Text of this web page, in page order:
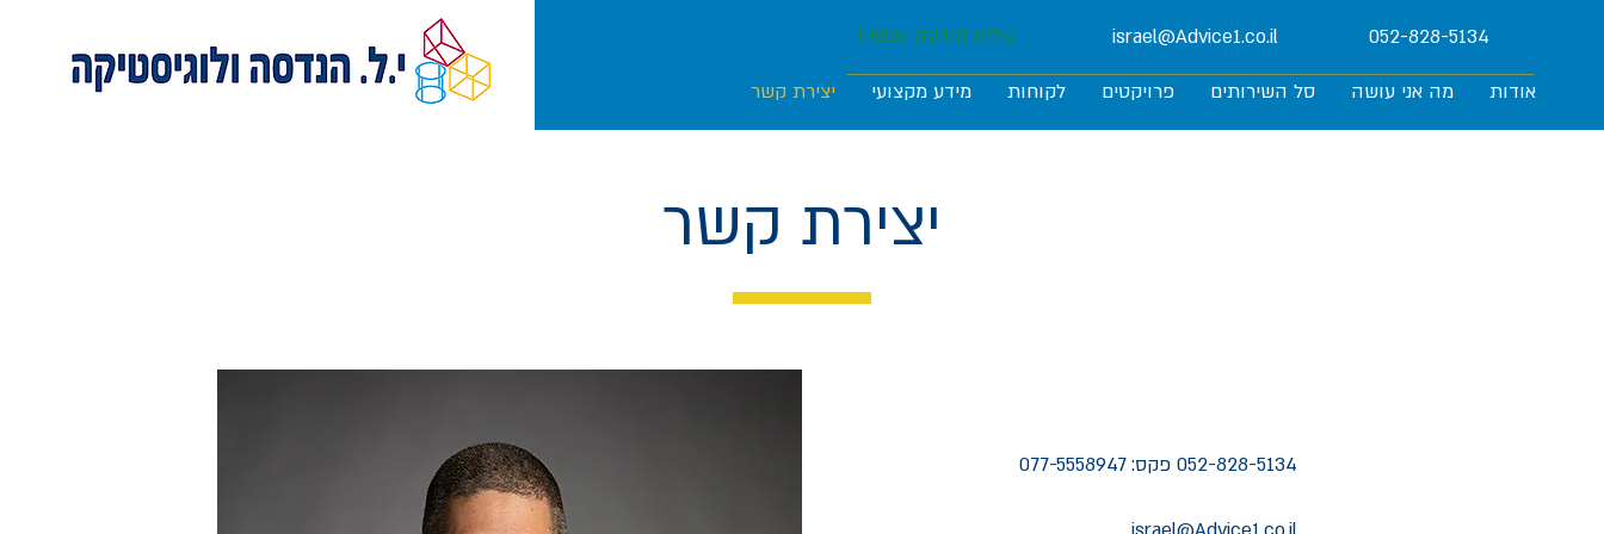
שלחו הודעה עכשיו! israel@Advice1.co.il 052-828-5134
אודות מה אני עושה סל השירותים פרויקטים לקוחות מידע מקצועי יצירת קשר
יצירת קשר
פקס: 077-5558947 052-828-5134